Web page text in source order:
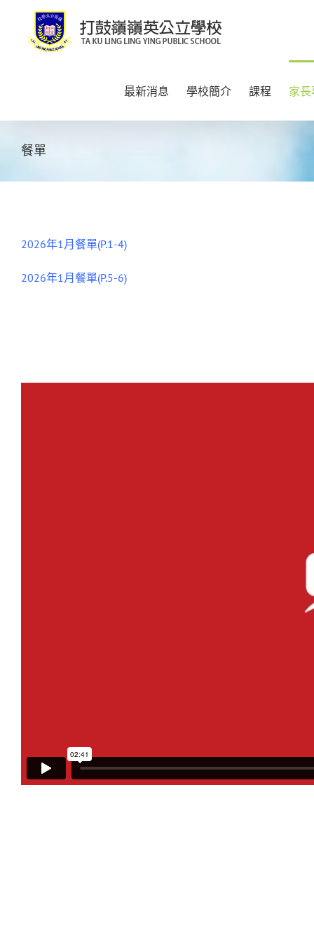
content
最新消息 學校簡介 課程 家
餐單
2026年1月餐單(P.1-4)
2026年1月餐單(P.5-6)